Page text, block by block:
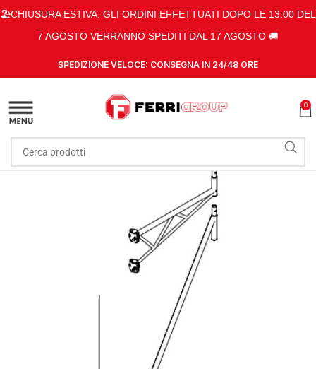
🏖️CHIUSURA ESTIVA: GLI ORDINI EFFETTUATI DOPO LE 13:00 DEL
7 AGOSTO VERRANNO SPEDITI DAL 17 AGOSTO 🚚
SPEDIZIONE VELOCE: CONSEGNA IN 24/48 ORE
0